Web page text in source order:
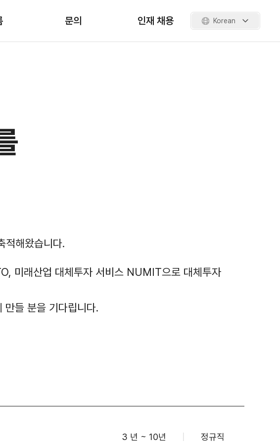
문의 인재 채용 Korean
적해왔습니다.
미래산업 대체투자 서비스 NUMIT으로 대체투자
들 분을 기다립니다.
3 년 ~ 10년 정규직